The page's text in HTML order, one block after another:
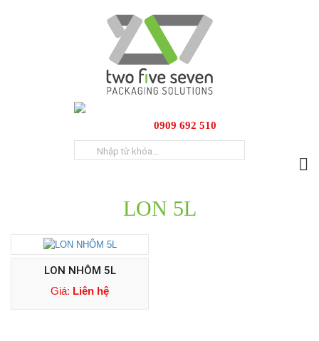
0909 692 510
LON 5L
LON NHÔM 5L
Giá: Liên hệ